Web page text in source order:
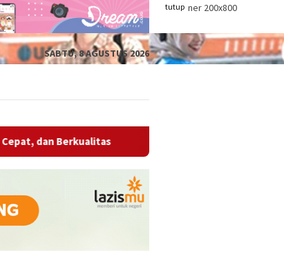
tutup
SABTU, 8 AGUSTUS 2026
Wabup OKU Ajak Seluruh OPD Bersinergi